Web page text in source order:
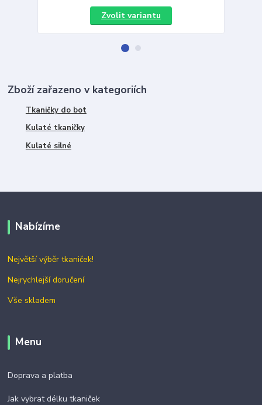
Zvolit variantu
Zboží zařazeno v kategoriích
Tkaničky do bot
Kulaté tkaničky
Kulaté silné
Nabízíme
Největší výběr tkaniček!
Nejrychlejší doručení
Vše skladem
Menu
Doprava a platba
Jak vybrat délku tkaniček